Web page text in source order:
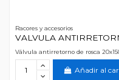
Racores y accesorios
VALVULA
Válvula antirretorno de rosca
Añadir al